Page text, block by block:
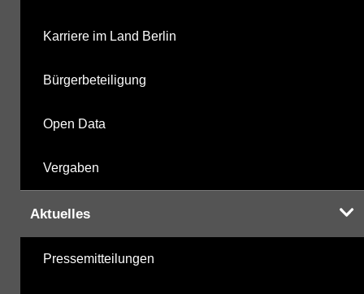
Karriere im Land Berlin
Bürgerbeteiligung
Open Data
Vergaben
Aktuelles
Pressemitteilungen